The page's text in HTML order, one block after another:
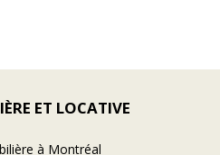
ET LOCATIVE
à Montréal